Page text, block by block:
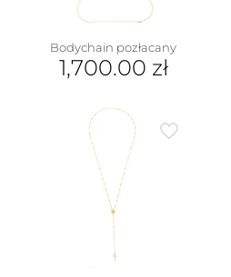
Bodychain pozłacany
1,700.00 zł